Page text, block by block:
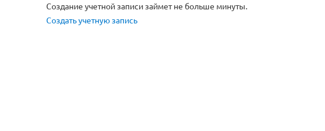
Создание учетной записи займет не больше минуты.
Создать учетную запись